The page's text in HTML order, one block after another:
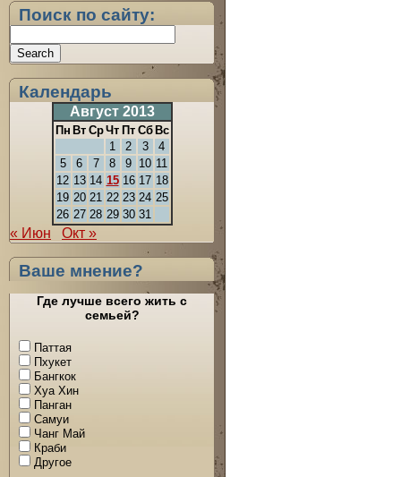
Поиск по сайту:
Календарь
Август 2013
Пн Вт СрЧт Пт Сб Вс
1
2 3
4
5
6 7 8 9 10 11
12 13 14 15 16 17 18
19 20 21 22 23 24 25
26 27 28 29 30 31
« Июн Окт »
Ваше мнение?
Где лучше всего жить с
семьей?
Паттая
Пхукет
Бангкок
Хуа Хин
Панган
Самуи
Чанг Май
Краби
Другое